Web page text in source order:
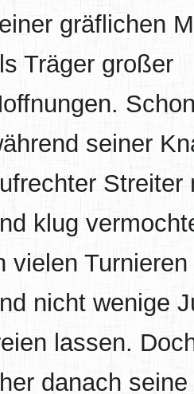
gräflichen
Träger großer
seiner
klug
vielen
nicht wenige
lassen.
danach